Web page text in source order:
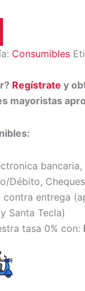
Consumibles
Regístrate y
mayoristas
bancaria,
Débito,
entrega (
Santa Tecla)
tasa 0% con: